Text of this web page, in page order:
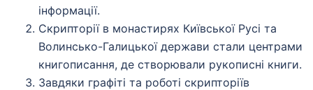
інформації.
Скрипторії в монастирях Київської Русі та
Волинсько-Галицької держави стали центрами
книгописання, де створювали рукописні книги.
Завдяки графіті та роботі скрипторіїв